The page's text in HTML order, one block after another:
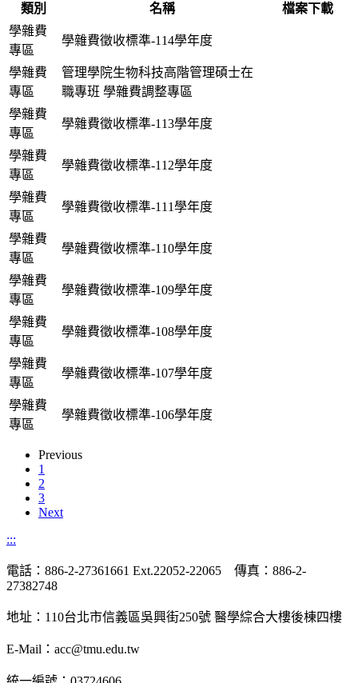
類別 名稱
檔案下載
學雜費
專區
學雜費徵收標準-114學年度
學雜費
專區
管理學院生物科技高階管理碩士在
職專班 學雜費調整專區
學雜費
專區
學雜費徵收標準-113學年度
學雜費
專區
學雜費徵收標準-112學年度
學雜費
專區
學雜費徵收標準-111學年度
學雜費
專區
學雜費徵收標準-110學年度
學雜費
專區
學雜費徵收標準-109學年度
學雜費
專區
學雜費徵收標準-108學年度
學雜費
專區
學雜費徵收標準-107學年度
學雜費
專區
學雜費徵收標準-106學年度
Previous
1
2
3
Next
:::
電話：886-2-27361661 Ext.22052-22065 傳真：886-2-
27382748
地址：110台北市信義區吳興街250號 醫學綜合大樓後棟四樓
E-Mail：acc@tmu.edu.tw